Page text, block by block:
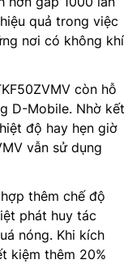
quả trong việc
nơi có không khí
còn hỗ
D-Mobile. Nhờ kết
độ hay hẹn giờ
vẫn sử dụng
thêm chế độ
phát huy tác
nóng. Khi kích
kiệm thêm 20%